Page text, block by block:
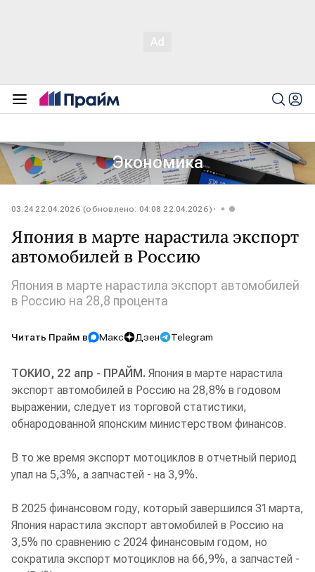
Экономика
03:24 22.04.2026 (обновлено: 04:08 22.04.2026)
Япония в марте нарастила экспорт
автомобилей в Россию
Япония в марте нарастила экспорт автомобилей
в Россию на 28,8 процента
Читать Прайм в Макс Дзен Telegram
ТОКИО, 22 апр - ПРАЙМ. Япония в марте нарастила
экспорт автомобилей в Россию на 28,8% в годовом
выражении, следует из торговой статистики,
обнародованной японским министерством финансов.
В то же время экспорт мотоциклов в отчетный период
упал на 5,3%, а запчастей - на 3,9%.
В 2025 финансовом году, который завершился 31 марта,
Япония нарастила экспорт автомобилей в Россию на
3,5% по сравнению с 2024 финансовым годом, но
сократила экспорт мотоциклов на 66,9%, а запчастей -